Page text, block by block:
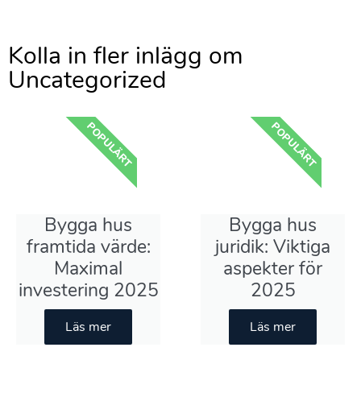
Kolla in fler inlägg om ​
Uncategorized
Bygga hus
framtida värde:
Maximal
investering 2025
Läs mer
POPULÄRT
Bygga hus
juridik: Viktiga
aspekter för
2025
Läs mer
POPULÄRT